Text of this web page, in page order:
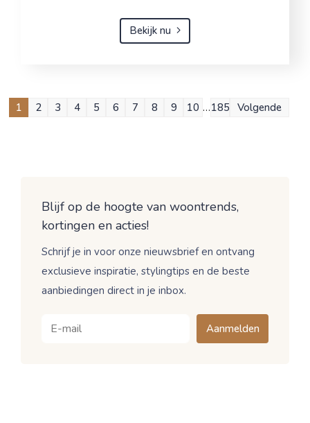
Bekijk nu
1 2 3 4 5 6 7 8 9 10 …185 Volgende
Blijf op de hoogte van woontrends,
kortingen en acties!
Schrijf je in voor onze nieuwsbrief en ontvang
exclusieve inspiratie, stylingtips en de beste
aanbiedingen direct in je inbox.
Aanmelden